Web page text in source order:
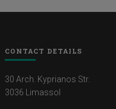
CONTACT DETAILS
30 Arch. Kyprianos Str.
3036 Limassol